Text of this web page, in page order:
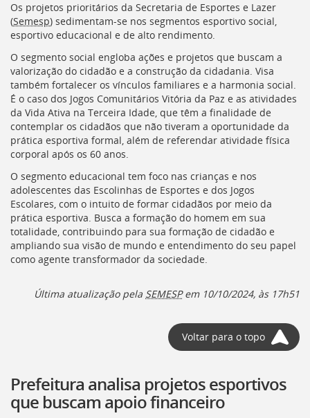
página
[]
Ir
para
a
busca
[]
Voltar
para
o
início
menu
[]
Os projetos prioritários da Secretaria de Esportes e Lazer
(Semesp) sedimentam-se nos segmentos esportivo social,
esportivo educacional e de alto rendimento.
O segmento social engloba ações e projetos que buscam a
valorização do cidadão e a construção da cidadania. Visa
também fortalecer os vínculos familiares e a harmonia social.
É o caso dos Jogos Comunitários Vitória da Paz e as atividades
da Vida Ativa na Terceira Idade, que têm a finalidade de
contemplar os cidadãos que não tiveram a oportunidade da
prática esportiva formal, além de referendar atividade física
corporal após os 60 anos.
O segmento educacional tem foco nas crianças e nos
adolescentes das Escolinhas de Esportes e dos Jogos
Escolares, com o intuito de formar cidadãos por meio da
prática esportiva. Busca a formação do homem em sua
totalidade, contribuindo para sua formação de cidadão e
ampliando sua visão de mundo e entendimento do seu papel
como agente transformador da sociedade.
Última atualização pela SEMESPem 10/10/2024, às 17h51
Voltar para o topo
Prefeitura analisa projetos esportivos
que buscam apoio financeiro